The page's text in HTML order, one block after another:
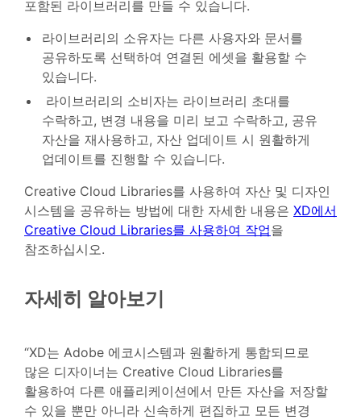
포함된 라이브러리를 만들 수 있습니다.
라이브러리의 소유자는 다른 사용자와 문서를
공유하도록 선택하여 연결된 에셋을 활용할 수
있습니다.
라이브러리의 소비자는 라이브러리 초대를
수락하고, 변경 내용을 미리 보고 수락하고, 공유
자산을 재사용하고, 자산 업데이트 시 원활하게
업데이트를 진행할 수 있습니다.
Creative Cloud Libraries를 사용하여 자산 및 디자인
시스템을 공유하는 방법에 대한 자세한 내용은 XD에서
Creative Cloud Libraries를 사용하여 작업을
참조하십시오.
자세히 알아보기
“XD는 Adobe 에코시스템과 원활하게 통합되므로
많은 디자이너는 Creative Cloud Libraries를
활용하여 다른 애플리케이션에서 만든 자산을 저장할
수 있을 뿐만 아니라 신속하게 편집하고 모든 변경